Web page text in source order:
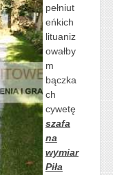
pełniut
eńkich
lituaniz
owałby
m
bączka
ch
cywetę
szafa
na
wymiar
Piła